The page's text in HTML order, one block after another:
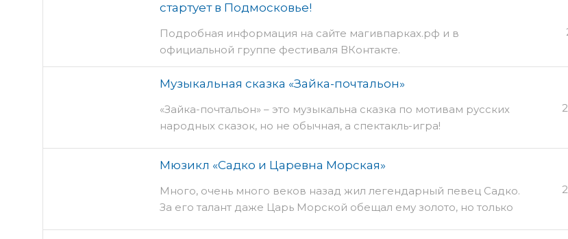
стартует в Подмосковье!
Подробная информация на сайте магивпарках.рф и в
официальной группе фестиваля ВКонтакте.
Музыкальная сказка «Зайка-почтальон»
«Зайка-почтальон» – это музыкальна сказка по мотивам русских
народных сказок, но не обычная, а спектакль-игра!
Мюзикл «Садко и Царевна Морская»
Много, очень много веков назад жил легендарный певец Садко.
За его талант даже Царь Морской обещал ему золото, но только